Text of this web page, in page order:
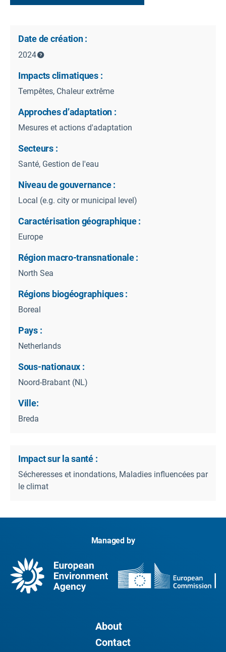
Date de création :
2024
Impacts climatiques :
Tempêtes, Chaleur extrême
Approches d’adaptation :
Mesures et actions d'adaptation
Secteurs :
Santé, Gestion de l'eau
Niveau de gouvernance :
Local (e.g. city or municipal level)
Caractérisation géographique :
Europe
Région macro-transnationale :
North Sea
Régions biogéographiques :
Boreal
Pays :
Netherlands
Sous-nationaux :
Noord-Brabant (NL)
Ville:
Breda
Impact sur la santé :
Sécheresses et inondations, Maladies influencées par
le climat
Managed by
About
Contact